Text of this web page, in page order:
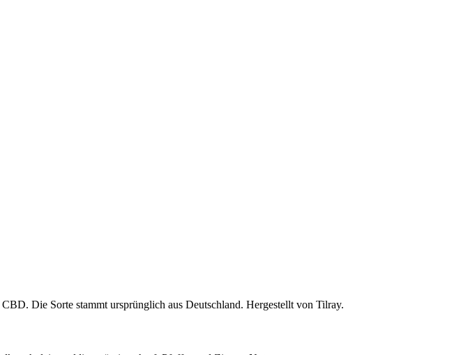
Die Sorte stammt ursprünglich aus Deutschland. Hergestellt von Tilray.